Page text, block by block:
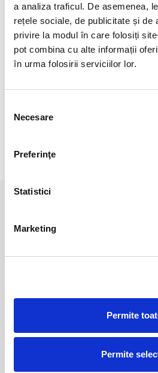
a analiza traficul. De asemenea,
rețele sociale, de publicitate și de
privire la modul în care folosiți
pot combina cu alte informații
în urma folosirii serviciilor lor.
consimțământului
Necesare
Preferinţe
Statistici
Marketing
Permite
Permite
Cristal natural 100%
Origine : Africa
Roca magmatica , gazda naturala
RECENZII CLIENTI